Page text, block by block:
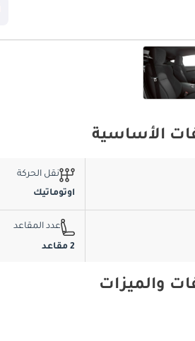
نقل الحركة
اوتوماتيك
عدد المقاعد
2 مقاعد